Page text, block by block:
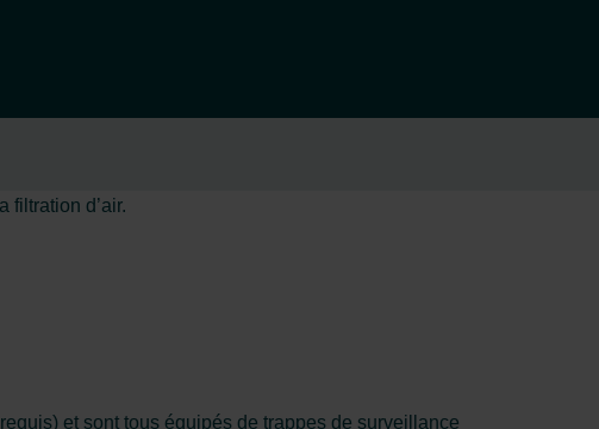
filtration d’air.
et sont tous équipés de trappes de surveillance